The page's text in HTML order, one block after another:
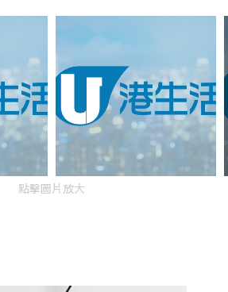
點擊圖片放大